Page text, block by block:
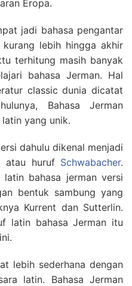
Eropa.
jadi bahasa pengantar
lebih hingga akhir
terhitung masih banyak
bahasa Jerman. Hal
classic dunia dicatat
Bahasa Jerman
yang unik.
dahulu dikenal menjadi
atau huruf Schwabacher.
bahasa jerman versi
bentuk sambung yang
Kurrent dan Sutterlin.
latin bahasa Jerman itu
lebih sederhana dengan
latin. Bahasa Jerman